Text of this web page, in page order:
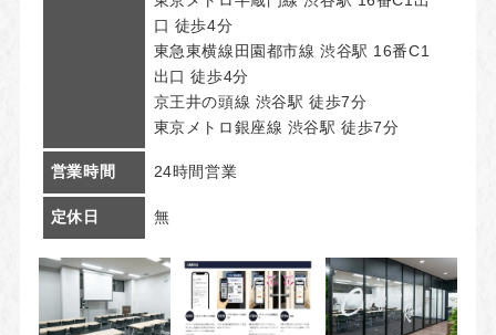
口 徒歩4分
東急東横線田園都市線 渋谷駅 16番C1
出口 徒歩4分
京王井の頭線 渋谷駅 徒歩7分
東京メトロ銀座線 渋谷駅 徒歩7分
営業時間 24時間営業
定休日 無